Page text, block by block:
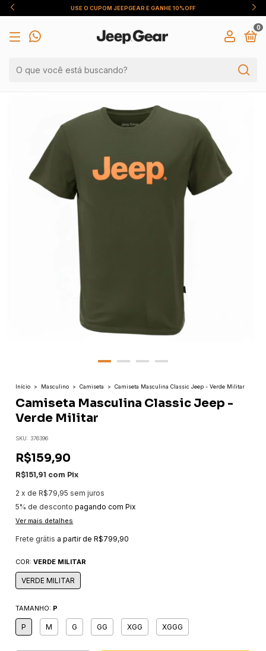
USE O CUPOM JEEPGEAR E GANHE 10%OFF
0
Início > Masculino > Camiseta > Camiseta Masculina Classic Jeep - Verde Militar
Camiseta Masculina Classic Jeep -
Verde Militar
SKU: 376396
R$159,90
R$151,91 com Pix
2 x deR$79,95 sem juros
5% de desconto pagando com Pix
Ver mais detalhes
Frete grátis a partir deR$799,90
COR:VERDE MILITAR
VERDE MILITAR
TAMANHO: P
P M G GG XGG XGGG